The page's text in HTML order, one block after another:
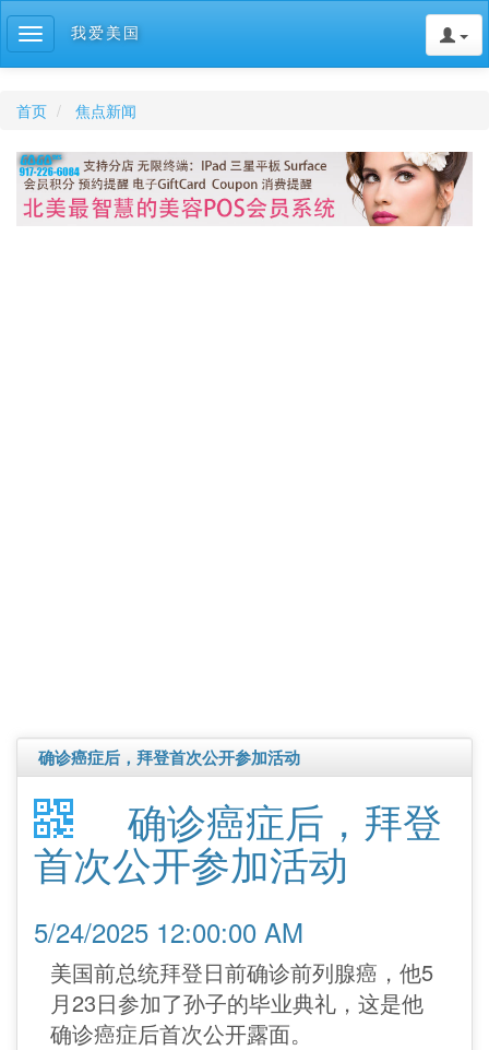
Toggle
navigation
我爱美国
首页 焦点新闻
确诊癌症后，拜登首次公开参加活动
确诊癌症后，拜登
首次公开参加活动
5/24/2025 12:00:00 AM
美国前总统拜登日前确诊前列腺癌，他5
月23日参加了孙子的毕业典礼，这是他
确诊癌症后首次公开露面。